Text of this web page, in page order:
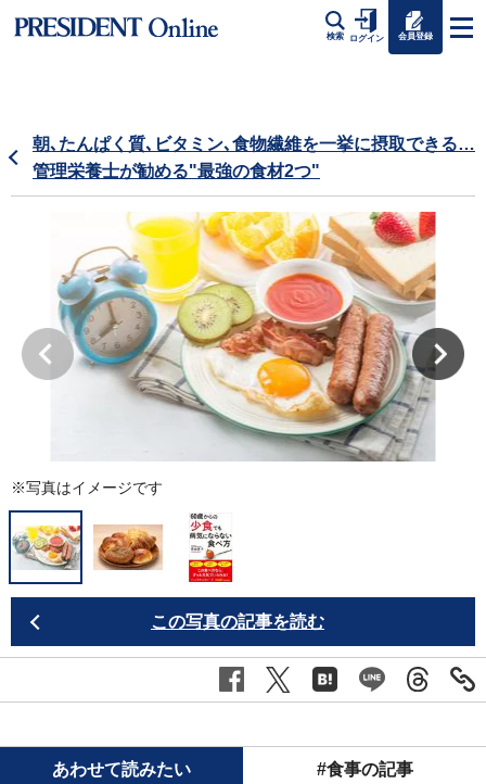
検索 ログイン 会員登録
朝､たんぱく質､ビタミン､食物繊維を一挙に摂取できる…
管理栄養士が勧める"最強の食材2つ"
※写真はイメージです
この写真の記事を読む
あわせて読みたい #食事の記事